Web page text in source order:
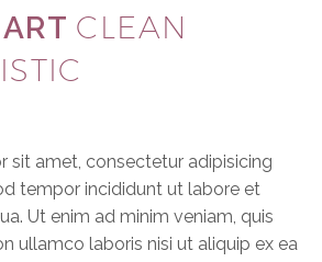
CLEAN
sit amet, consectetur adipisicing
tempor incididunt ut labore et
Ut enim ad minim veniam, quis
ullamco laboris nisi ut aliquip ex ea